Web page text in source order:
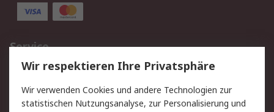
Service
Value Added Services
Lieferlösungen
Rücksendungen
Kontakt
Hilfe
Wir respektieren Ihre Privatsphäre
Wir verwenden Cookies und andere Technologien zur
statistischen Nutzungsanalyse, zur Personalisierung und